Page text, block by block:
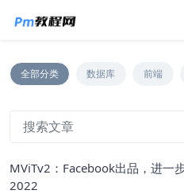
全部分类 数据库 前端
MViTv2：Facebook出品，进一
2022